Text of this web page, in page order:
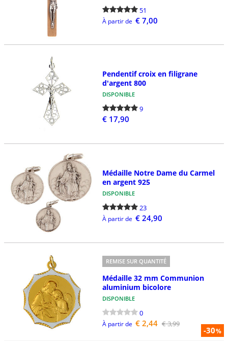
51
À partir de € 7,00
Pendentif croix en filigrane
d'argent 800
DISPONIBLE
9
€ 17,90
Médaille Notre Dame du Carmel
en argent 925
DISPONIBLE
23
À partir de € 24,90
-30%
REMISE SUR QUANTITÉ
Médaille 32 mm Communion
aluminium bicolore
DISPONIBLE
0
À partir de € 2,44 € 3,99